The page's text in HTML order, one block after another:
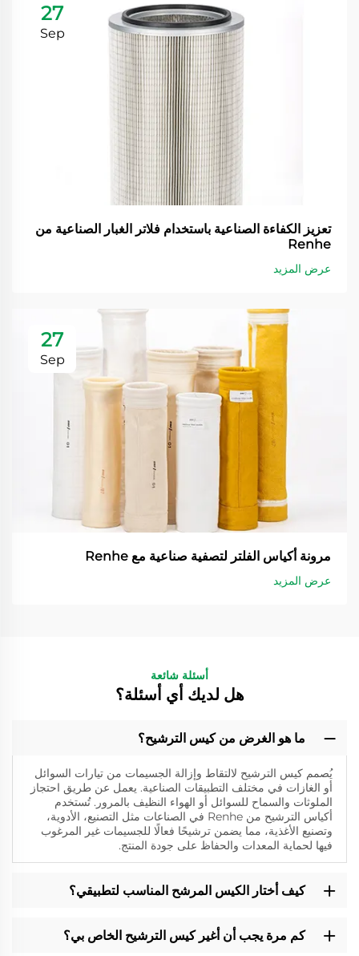
27
Sep
تعزيز الكفاءة الصناعية باستخدام فلاتر الغبار الصناعية من
Renhe
عرض المزيد
27
Sep
مرونة أكياس الفلتر لتصفية صناعية مع Renhe
عرض المزيد
أسئلة شائعة
هل لديك أي أسئلة؟
ما هو الغرض من كيس الترشيح؟
يُصمم كيس الترشيح لالتقاط وإزالة الجسيمات من تيارات السوائل
أو الغازات في مختلف التطبيقات الصناعية. يعمل عن طريق احتجاز
الملوثات والسماح للسوائل أو الهواء النظيف بالمرور. تُستخدم
أكياس الترشيح من Renhe في الصناعات مثل التصنيع، الأدوية،
وتصنيع الأغذية، مما يضمن ترشيحًا فعالًا للجسيمات غير المرغوب
فيها لحماية المعدات والحفاظ على جودة المنتج.
كيف أختار الكيس المرشح المناسب لتطبيقي؟
كم مرة يجب أن أغير كيس الترشيح الخاص بي؟